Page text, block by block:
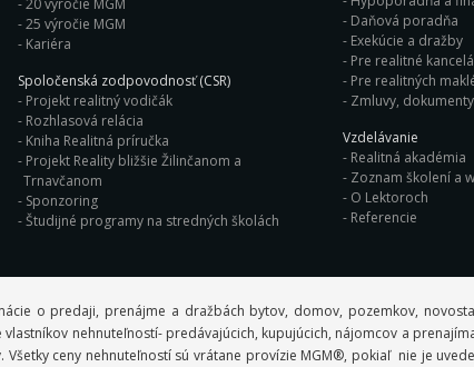
20 výročie MGM
25 výročie MGM
Kariéra
Spoločenská zodpovodnosť (CSR)
Projekt realitný vodičák
Rozhlasová relácia
Kniha Realitná príručka
Projekt Reality bližšie Žilinčanom a
Trnavčanom
Sponzoring
Študijné programy na stredných školách
Daňová poradňa
Exekúcie a dražby
Pre realitné
Pre realitných
Zmluvy,
Vzdelávanie
Realitná akadémia
Zoznam
O Lektoroch
Referencie
o predaji, prenájme a dražbách bytov, domov, pozemkov,
nehnuteľností- predávajúcich, kupujúcich, nájomcov a
ceny nehnuteľností sú vrátane provízie MGM®, pokiaľ nie je